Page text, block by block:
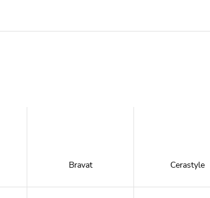
Bravat Cerastyle